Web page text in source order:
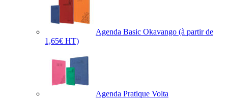
Agenda Basic Okavango (à partir de
1,65€ HT)
Agenda Pratique Volta